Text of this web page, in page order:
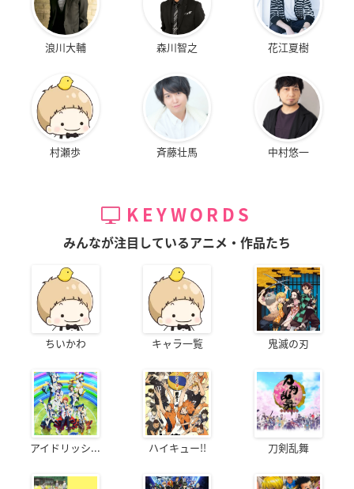
浪川大輔 森川智之 花江夏樹
村瀬歩 斉藤壮馬 中村悠一
KEYWORDS
みんなが注目しているアニメ・作品たち
ちいかわ キャラ一覧 鬼滅の刃
アイドリッシ... ハイキュー!! 刀剣乱舞